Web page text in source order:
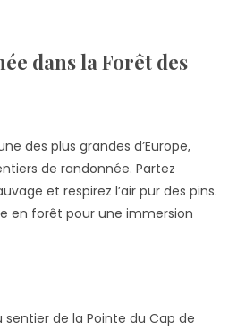
dans la Forêt des
des plus grandes d’Europe,
de randonnée. Partez
et respirez l’air pur des pins.
en forêt pour une immersion
sentier de la Pointe du Cap de